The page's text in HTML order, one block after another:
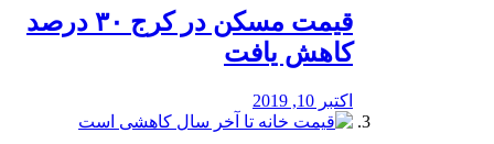
️قیمت مسکن در کرج ۳۰ درصد
کاهش یافت
اکتبر 10, 2019